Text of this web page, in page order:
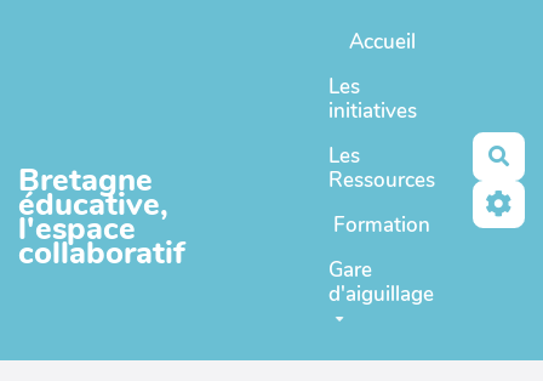
Bretagne
éducative,
l'espace
collaboratif
Accueil
Les
initiatives
Les
Ressources
Formation
Gare
d'aiguillage